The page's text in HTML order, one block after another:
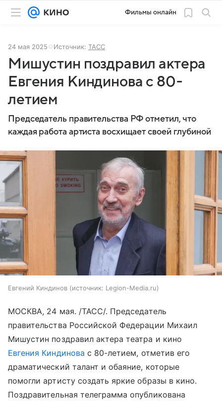
Фильмы онлайн
24 мая 2025 Источник: ТАСС
Мишустин поздравил актера
Евгения Киндинова с 80-
летием
Председатель правительства РФ отметил, что
каждая работа артиста восхищает своей глубиной
Евгений Киндинов источник: Legion-Media.ru
МОСКВА, 24 мая. /ТАСС/. Председатель
правительства Российской Федерации Михаил
Мишустин поздравил актера театра и кино
Евгения Киндинова с 80-летием, отметив его
драматический талант и обаяние, которые
помогли артисту создать яркие образы в кино.
Поздравительная телеграмма опубликована